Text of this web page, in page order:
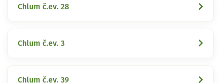
Chlum č.ev. 28
Chlum č.ev. 3
Chlum č.ev. 39